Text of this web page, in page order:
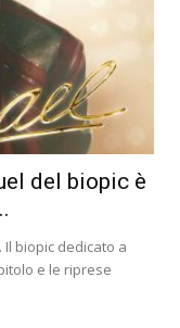
del biopic è
biopic dedicato a
e le riprese